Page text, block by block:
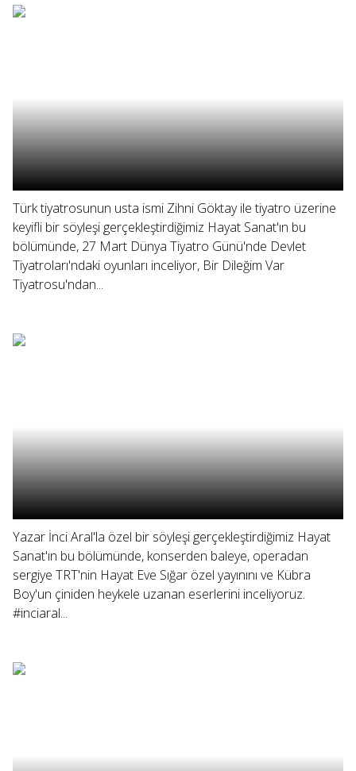
Türk tiyatrosunun usta ismi Zihni Göktay ile tiyatro üzerine
keyifli bir söyleşi gerçekleştirdiğimiz Hayat Sanat'ın bu
bölümünde, 27 Mart Dünya Tiyatro Günü'nde Devlet
Tiyatroları'ndaki oyunları inceliyor, Bir Dileğim Var
Tiyatrosu'ndan...
Yazar İnci Aral'la özel bir söyleşi gerçekleştirdiğimiz Hayat
Sanat'ın bu bölümünde, konserden baleye, operadan
sergiye TRT'nin Hayat Eve Sığar özel yayınını ve Kübra
Boy'un çiniden heykele uzanan eserlerini inceliyoruz.
#inciaral...